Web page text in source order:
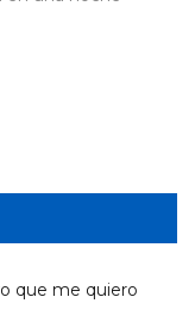
que me quiero